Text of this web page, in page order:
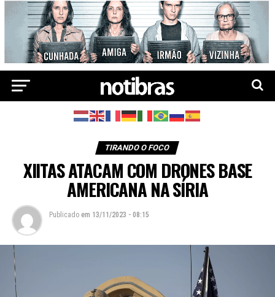
TIRANDO O FOCO
XIITAS ATACAM COM DRONES BASE
AMERICANA NA SÍRIA
Publicado em 13/11/2023 - 08:15